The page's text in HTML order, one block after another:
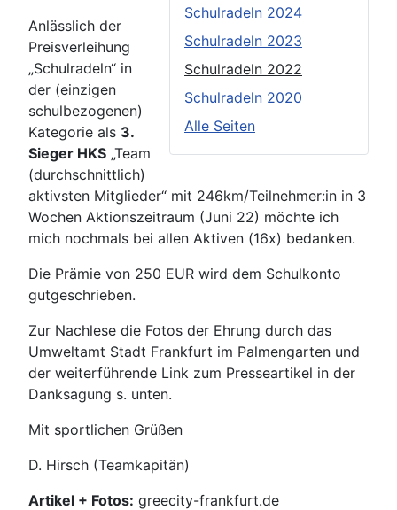
Schulradeln 2024
Schulradeln 2023
Schulradeln 2022
Schulradeln 2020
Alle Seiten
Anlässlich der
Preisverleihung
„Schulradeln“ in
der (einzigen
schulbezogenen)
Kategorie als 3.
Sieger HKS „Team
(durchschnittlich)
aktivsten Mitglieder“ mit 246km/Teilnehmer:in in 3
Wochen Aktionszeitraum (Juni 22) möchte ich
mich nochmals bei allen Aktiven (16x) bedanken.
Die Prämie von 250 EUR wird dem Schulkonto
gutgeschrieben.
Zur Nachlese die Fotos der Ehrung durch das
Umweltamt Stadt Frankfurt im Palmengarten und
der weiterführende Link zum Presseartikel in der
Danksagung s. unten.
Mit sportlichen Grüßen
D. Hirsch (Teamkapitän)
Artikel + Fotos: greecity-frankfurt.de